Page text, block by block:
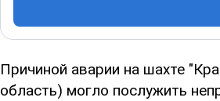
Причиной аварии на шахте
область) могло послужить